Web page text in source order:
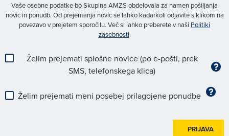
Vaše osebne podatke bo Skupina AMZS obdelovala za namen pošiljanja
novic in ponudb. Od prejemanja novic se lahko kadarkoli odjavite s klikom na
povezavo v prejetem sporočilu. Več si lahko preberete v naši Politiki
zasebnosti.
Želim prejemati splošne novice (po e-pošti, prek
SMS, telefonskega klica)
Želim prejemati meni posebej prilagojene ponudbe
PRIJAVA